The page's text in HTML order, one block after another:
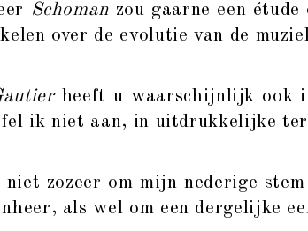
Schoman zou gaarne een étude
over de evolutie van de
heeft u waarschijnlijk ook
ik niet aan, in uitdrukkelijke
zozeer om mijn nederige
als wel om een dergelijke